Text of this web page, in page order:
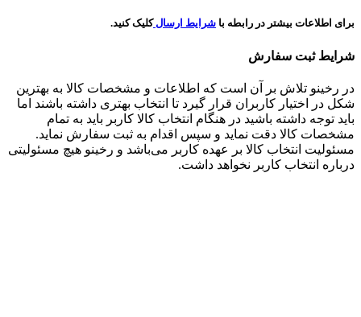
برای اطلاعات بیشتر در رابطه با شرایط ارسال کلیک کنید.
شرایط ثبت سفارش
در رخینو تلاش بر آن است که اطلاعات و مشخصات کالا به بهترین
شکل در اختیار کاربران قرار گیرد تا انتخاب بهتری داشته باشند اما
باید توجه داشته باشید در هنگام انتخاب کالا کاربر باید به تمام
مشخصات کالا دقت نماید و سپس اقدام به ثبت سفارش نماید.
مسئولیت انتخاب کالا بر عهده کاربر می‌باشد و رخینو هیچ مسئولیتی
درباره انتخاب کاربر نخواهد داشت.